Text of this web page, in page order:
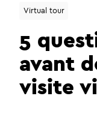
Virtual tour
5
avant
visite